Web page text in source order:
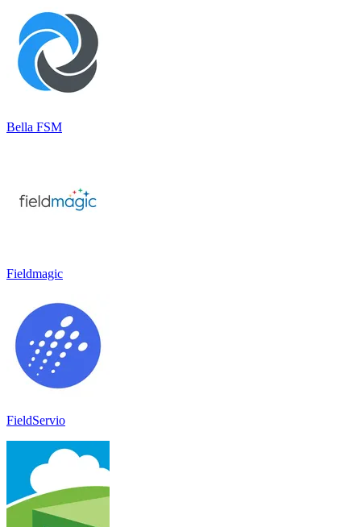
Bella FSM
Fieldmagic
FieldServio